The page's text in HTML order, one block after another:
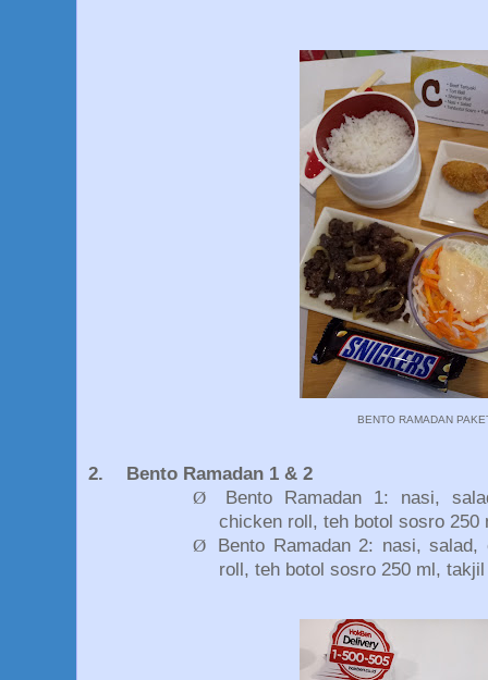
BENTO RAMADAN
2.
Bento Ramadan 1 & 2
Ø
Bento Ramadan 1: nasi,
chicken roll, teh botol sosro 250
Ø
Bento Ramadan 2: nasi,
roll, teh botol sosro 250 ml, takjil